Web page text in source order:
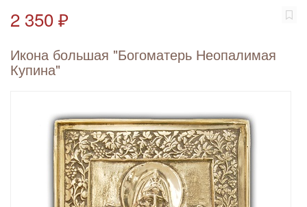
2 350 ₽
Икона большая "Богоматерь Неопалимая
Купина"